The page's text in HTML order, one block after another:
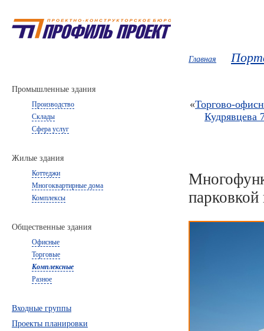
Главная
«Торгово-
Кудрявцева
Промышленные здания
Производство
Склады
Сфера услуг
Жилые здания
Коттеджи
Многоквартирные дома
Комплексы
Общественные здания
Офисные
Торговые
Комплексные
Разное
Входные группы
Проекты планировки